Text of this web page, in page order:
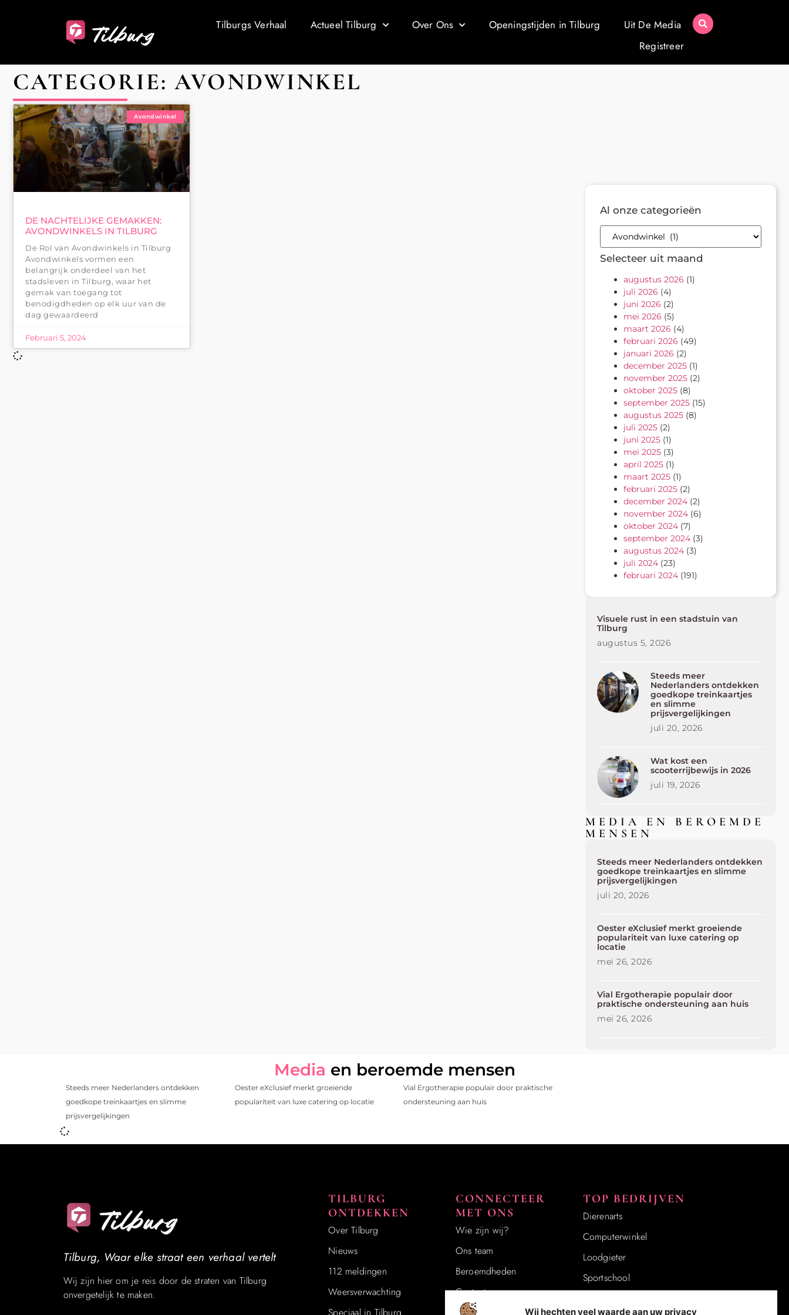
Wij hechten veel waarde aan uw privacy
Tilburgs Verhaal Actueel Tilburg Over Ons Openingstijden in Tilburg
Uit De Media
Registreer
CATEGORIE: AVONDWINKEL
Avondwinkel
DE NACHTELIJKE GEMAKKEN:
AVONDWINKELS IN TILBURG
De Rol van Avondwinkels in Tilburg
Avondwinkels vormen een
belangrijk onderdeel van het
stadsleven in Tilburg, waar het
gemak van toegang tot
benodigdheden op elk uur van de
dag gewaardeerd
Februari 5, 2024
Al onze categorieën
Selecteer uit maand
augustus 2026 (1)
juli 2026 (4)
juni 2026 (2)
mei 2026 (5)
maart 2026 (4)
februari 2026 (49)
januari 2026 (2)
december 2025 (1)
november 2025 (2)
oktober 2025 (8)
september 2025 (15)
augustus 2025 (8)
juli 2025 (2)
juni 2025 (1)
mei 2025 (3)
april 2025 (1)
maart 2025 (1)
februari 2025 (2)
december 2024 (2)
november 2024 (6)
oktober 2024 (7)
september 2024 (3)
augustus 2024 (3)
juli 2024 (23)
februari 2024 (191)
Visuele rust in een stadstuin van
Tilburg
augustus 5, 2026
Steeds meer
Nederlanders ontdekken
goedkope treinkaartjes
en slimme
prijsvergelijkingen
juli 20, 2026
Wat kost een
scooterrijbewijs in 2026
juli 19, 2026
MEDIA EN BEROEMDE
MENSEN
Steeds meer Nederlanders ontdekken
goedkope treinkaartjes en slimme
prijsvergelijkingen
juli 20, 2026
Oester eXclusief merkt groeiende
populariteit van luxe catering op
locatie
mei 26, 2026
Vial Ergotherapie populair door
praktische ondersteuning aan huis
mei 26, 2026
Media en beroemde mensen
Steeds meer Nederlanders ontdekken
goedkope treinkaartjes en slimme
prijsvergelijkingen
Oester eXclusief merkt groeiende
populariteit van luxe catering op locatie
Vial Ergotherapie populair door praktische
ondersteuning aan huis
TILBURG
ONTDEKKEN
Over Tilburg
Nieuws
112 meldingen
Weersverwachting
Speciaal in Tilburg
CONNECTEER
MET ONS
Wie zijn wij?
Ons team
Beroemdheden​
Contact
Registreer
TOP BEDRIJVEN
Dierenarts
Computerwinkel
Loodgieter
Sportschool
Tilburg, Waar elke straat een verhaal vertelt
Wij zijn hier om je reis door de straten van Tilburg
onvergetelijk te maken.